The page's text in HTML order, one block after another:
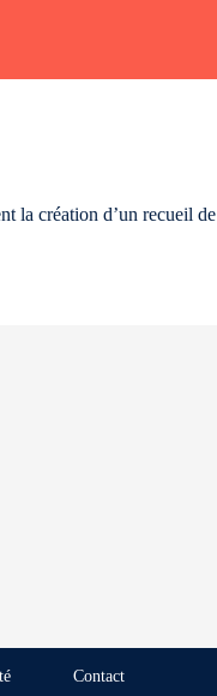
la création d’un recueil de
Contact